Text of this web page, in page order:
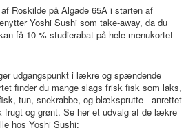
Roskilde på Algade 65A i starten af
Yoshi Sushi som take-away, da du
få 10 % studierabat på hele menukortet
udgangspunkt i lækre og spændende
finder du mange slags frisk fisk som laks,
tun, snekrabbe, og blæksprutte - anrettet
frugt og grønt. Se her et udvalg af de lækre
hos Yoshi Sushi: